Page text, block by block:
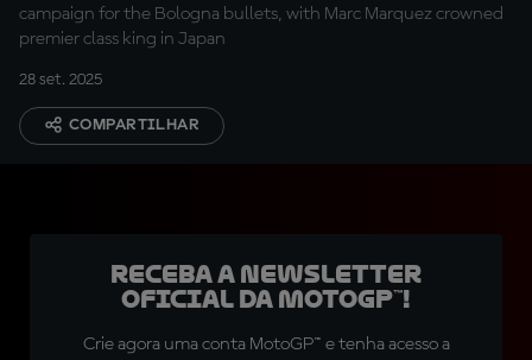
campaign for the Bologna bullets, with Marc Marquez crowned
premier class king in Japan
28 set. 2025
COMPARTILHAR
Receba a newsletter
oficial da MotoGP™!
Crie agora uma conta MotoGP™ e tenha acesso a